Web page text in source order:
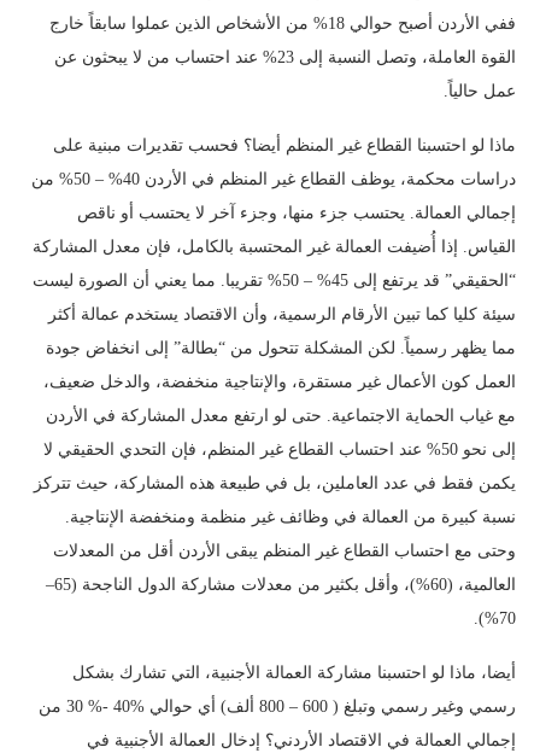
ففي الأردن أصبح حوالي 18% من الأشخاص الذين عملوا سابقاً خارج
القوة العاملة، وتصل النسبة إلى 23% عند احتساب من لا يبحثون عن
عمل حالياً.
ماذا لو احتسبنا القطاع غير المنظم أيضا؟ فحسب تقديرات مبنية على
دراسات محكمة، يوظف القطاع غير المنظم في الأردن 40% – 50% من
إجمالي العمالة. يحتسب جزء منها، وجزء آخر لا يحتسب أو ناقص
القياس. إذا أُضيفت العمالة غير المحتسبة بالكامل، فإن معدل المشاركة
“الحقيقي” قد يرتفع إلى 45% – 50% تقريبا. مما يعني أن الصورة ليست
سيئة كليا كما تبين الأرقام الرسمية، وأن الاقتصاد يستخدم عمالة أكثر
مما يظهر رسمياً. لكن المشكلة تتحول من “بطالة” إلى انخفاض جودة
العمل كون الأعمال غير مستقرة، والإنتاجية منخفضة، والدخل ضعيف،
مع غياب الحماية الاجتماعية. حتى لو ارتفع معدل المشاركة في الأردن
إلى نحو 50% عند احتساب القطاع غير المنظم، فإن التحدي الحقيقي لا
يكمن فقط في عدد العاملين، بل في طبيعة هذه المشاركة، حيث تتركز
نسبة كبيرة من العمالة في وظائف غير منظمة ومنخفضة الإنتاجية.
وحتى مع احتساب القطاع غير المنظم يبقى الأردن أقل من المعدلات
العالمية، (60%)، وأقل بكثير من معدلات مشاركة الدول الناجحة (65–
70%).
أيضا، ماذا لو احتسبنا مشاركة العمالة الأجنبية، التي تشارك بشكل
رسمي وغير رسمي وتبلغ ( 600 – 800 ألف) أي حوالي %40 -% 30 من
إجمالي العمالة في الاقتصاد الأردني؟ إدخال العمالة الأجنبية في